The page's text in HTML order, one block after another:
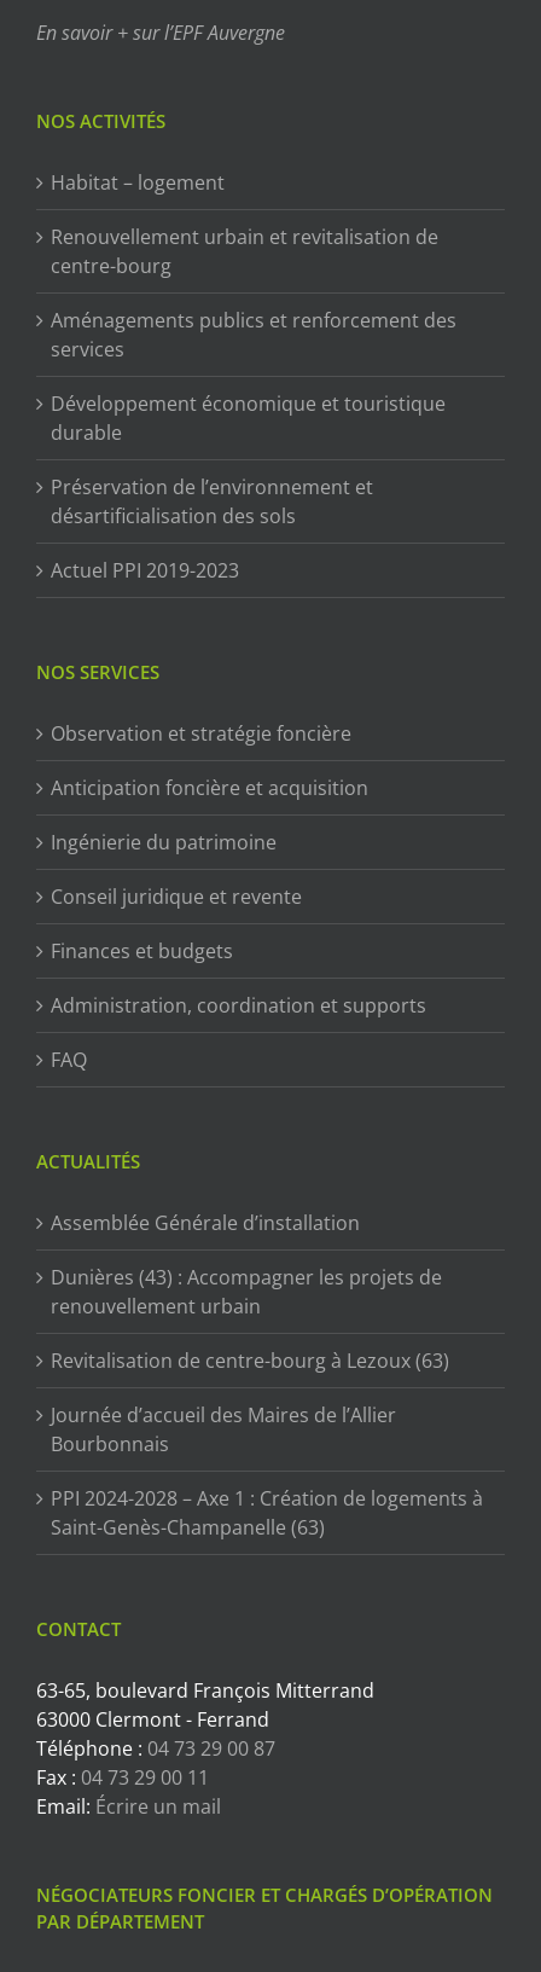
En savoir + sur l’EPF Auvergne
NOS ACTIVITÉS
Habitat – logement
Renouvellement urbain et revitalisation de
centre-bourg
Aménagements publics et renforcement des
services
Développement économique et touristique
durable
Préservation de l’environnement et
désartificialisation des sols
Actuel PPI 2019-2023
NOS SERVICES
Observation et stratégie foncière
Anticipation foncière et acquisition
Ingénierie du patrimoine
Conseil juridique et revente
Finances et budgets
Administration, coordination et supports
FAQ
ACTUALITÉS
Assemblée Générale d’installation
Dunières (43) : Accompagner les projets de
renouvellement urbain
Revitalisation de centre-bourg à Lezoux (63)
Journée d’accueil des Maires de l’Allier
Bourbonnais
PPI 2024-2028 – Axe 1 : Création de logements à
Saint-Genès-Champanelle (63)
CONTACT
63-65, boulevard François Mitterrand
63000 Clermont - Ferrand
Téléphone : 04 73 29 00 87
Fax : 04 73 29 00 11
Email: Écrire un mail
NÉGOCIATEURS FONCIER ET CHARGÉS D’OPÉRATION
PAR DÉPARTEMENT